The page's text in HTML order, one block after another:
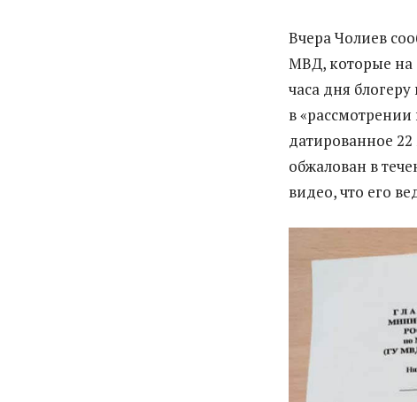
Вчера Чолиев
МВД, которые на
часа дня
в
датированное
обжалован в
видео, что его